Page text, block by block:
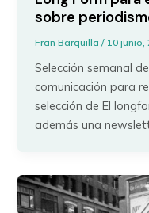
sobre
Fran Barquilla/ 10 junio,
Selección semanal
comunicación para
selección de El
además una